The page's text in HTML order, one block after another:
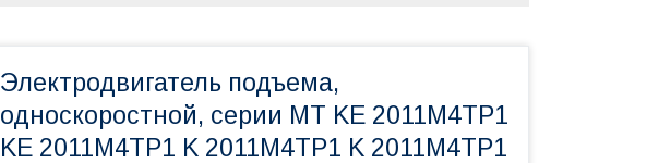
Электродвигатель подъема,
односкоростной, серии MT KE 2011М4ТР1
KE 2011M4TP1 K 2011М4ТР1 K 2011M4TP1